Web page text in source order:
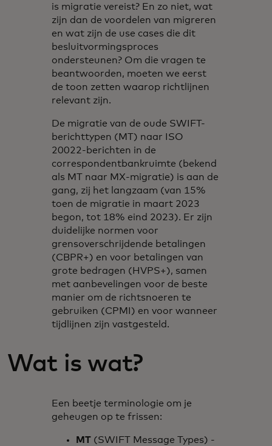
is migratie vereist? En zo niet, wat
zijn dan de voordelen van migreren
en wat zijn de use cases die dit
besluitvormingsproces
ondersteunen? Om die vragen te
beantwoorden, moeten we eerst
de toon zetten waarop richtlijnen
relevant zijn.
De migratie van de oude SWIFT-
berichttypen (MT) naar ISO
20022-berichten in de
correspondentbankruimte (bekend
als MT naar MX-migratie) is aan de
gang, zij het langzaam (van 15%
toen de migratie in maart 2023
begon, tot 18% eind 2023). Er zijn
duidelijke normen voor
grensoverschrijdende betalingen
(CBPR+) en voor betalingen van
grote bedragen (HVPS+), samen
met aanbevelingen voor de beste
manier om de richtsnoeren te
gebruiken (CPMI) en voor wanneer
tijdlijnen zijn vastgesteld.
Wat is wat?
Een beetje terminologie om je
geheugen op te frissen:
MT (SWIFT Message Types) -